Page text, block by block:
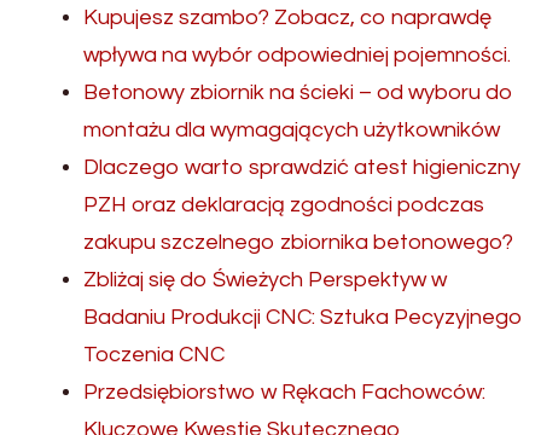
Kupujesz szambo? Zobacz, co naprawdę
wpływa na wybór odpowiedniej pojemności.
Betonowy zbiornik na ścieki – od wyboru do
montażu dla wymagających użytkowników
Dlaczego warto sprawdzić atest higieniczny
PZH oraz deklaracją zgodności podczas
zakupu szczelnego zbiornika betonowego?
Zbliżaj się do Świeżych Perspektyw w
Badaniu Produkcji CNC: Sztuka Pecyzyjnego
Toczenia CNC
Przedsiębiorstwo w Rękach Fachowców:
Kluczowe Kwestie Skutecznego